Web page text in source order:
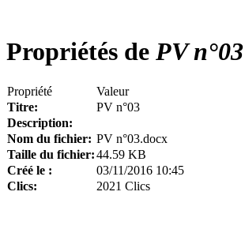
Propriétés de PV n°03
Propriété
Valeur
Titre:
PV n°03
Description:
Nom du fichier: PV n°03.docx
Taille du fichier:44.59 KB
Créé le :
03/11/2016 10:45
Clics:
2021 Clics